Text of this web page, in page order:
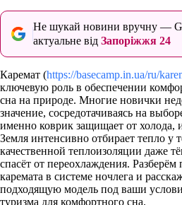
Не шукай новини вручну —
актуальне від Запоріжжя 24
Каремат (https://basecamp.in.ua/ru/
ключевую роль в обеспечении
сна на природе. Многие новички
значение, сосредотачиваясь на
именно коврик защищает от холода,
Земля интенсивно отбирает тепло у
качественной теплоизоляции даже
спасёт от переохлаждения. Разберём
каремата в системе ночлега и
подходящую модель под ваши
туризма для комфортного сна.